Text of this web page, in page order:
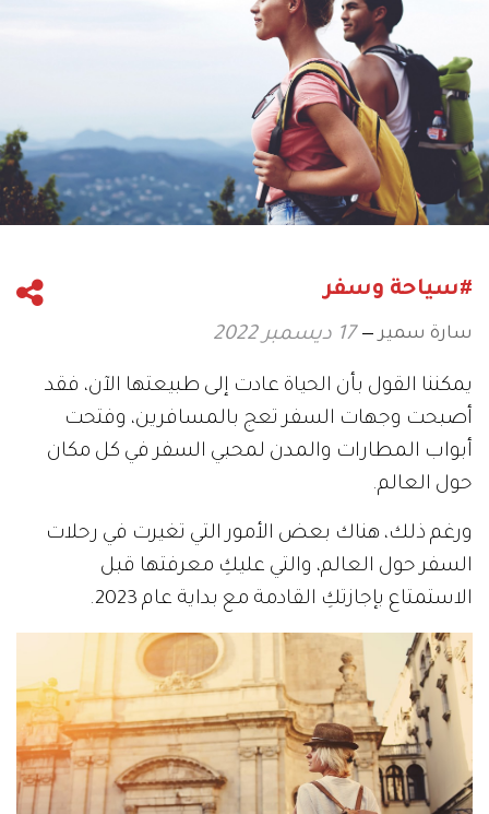
#سياحة وسفر
سارة سمير 17 ديسمبر 2022
يمكننا القول بأن الحياة عادت إلى طبيعتها الآن، فقد
أصبحت وجهات السفر تعج بالمسافرين، وفتحت
أبواب المطارات والمدن لمحبي السفر في كل مكان
حول العالم.
ورغم ذلك، هناك بعض الأمور التي تغيرت في رحلات
السفر حول العالم، والتي عليكِ معرفتها قبل
الاستمتاع بإجازتكِ القادمة مع بداية عام 2023.